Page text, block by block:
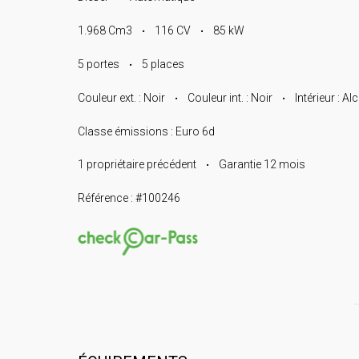
1.968 Cm3 • 116 CV • 85 kW
5 portes • 5 places
Couleur ext. : Noir • Couleur int. : Noir • Intérieur :
Classe émissions : Euro 6d
1 propriétaire précédent • Garantie 12 mois
Référence : #100246